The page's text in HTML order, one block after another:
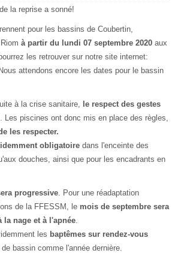
la reprise a sonné!
pour les bassins de Coubertin,
à partir du lundi 07 septembre 2020 aux
les retrouver sur notre site internet:
attendons encore les dates pour le bassin
à la crise sanitaire, le respect des gestes
. Les piscines ont donc mis en place des règles,
les respecter.
obligatoire dans l'enceinte des
douches, ainsi que pour les encadrants en
progressive. Pour une réadaptation
de la FFESSM, le mois de septembre sera
la nage et à l'apnée.
les baptêmes sur rendez-vous
bassin comme l'année dernière.